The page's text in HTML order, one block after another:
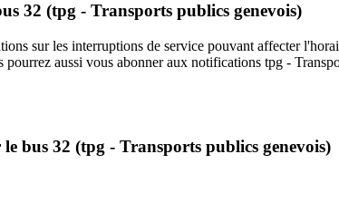
32 (tpg - Transports publics genevois)
sur les interruptions de service pouvant affecter
pourrez aussi vous abonner aux notifications tpg -
bus 32 (tpg - Transports publics genevois)